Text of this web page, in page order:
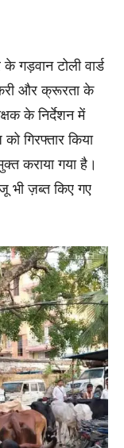
गड़वान टोली वार्ड
और क्रूरता के
के निर्देशन में
गिरफ्तार किया
कराया गया है।
भी ज़ब्त किए गए